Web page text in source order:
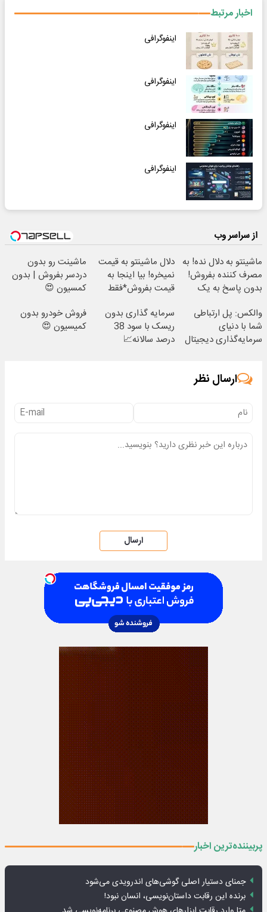
اخبار مرتبط
اینفوگرافی
اینفوگرافی
اینفوگرافی
اینفوگرافی
از سراسر وب
ماشینتو به دلال نده! به
مصرف کننده بفروش!
بدون پاسخ به یک
دلال ماشینتو به قیمت
نمیخره! بیا اینجا به
قیمت بفروش*فقط
ماشینت رو بدون
دردسر بفروش | بدون
کمسیون 😍
والکس: پل ارتباطی
شما با دنیای
سرمایه‌گذاری دیجیتال
سرمایه گذاری بدون
ریسک با سود 38
درصد سالانه📈
فروش خودرو بدون
کمیسیون 😍
ارسال نظر
ارسال
پربیننده‌ترین اخبار
جمنای دستیار اصلی گوشی‌های اندرویدی می‌شود
برنده این رقابت داستان‌نویسی، انسان نبود!